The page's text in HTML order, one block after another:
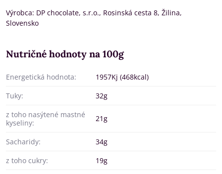
Výrobca: DP chocolate, s.r.o., Rosinská cesta 8, Žilina,
Slovensko
Nutričné hodnoty na 100g
Energetická hodnota:
1957Kj (468kcal)
Tuky:
32g
z toho nasýtené mastné
kyseliny:
21g
Sacharidy:
34g
z toho cukry:
19g